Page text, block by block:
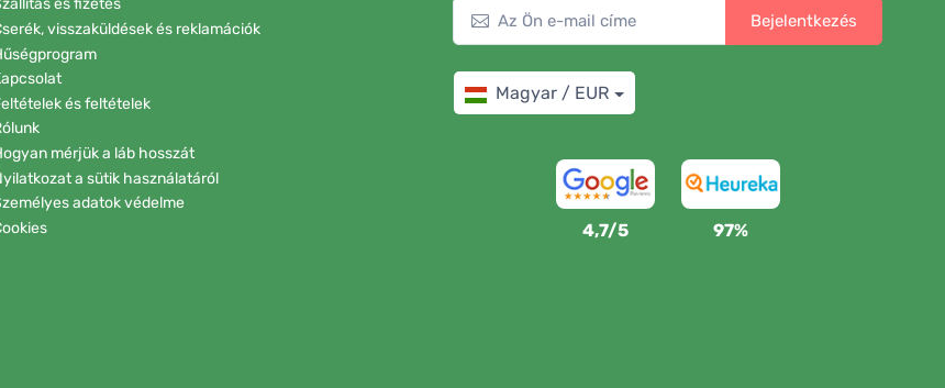
és fizetés
visszaküldések és reklamációk
és feltételek
mérjük a láb hosszát
a sütik használatáról
adatok védelme
Bejelentkezés
Magyar / EUR
4,7/5 97%